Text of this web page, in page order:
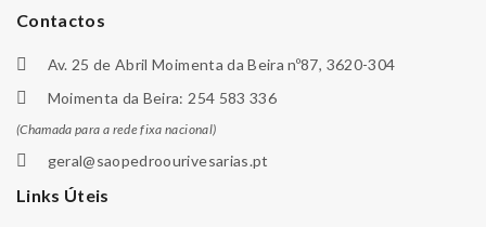
Contactos
Av. 25 de Abril Moimenta da Beira nº87, 3620-304
Moimenta da Beira: 254 583 336
(Chamada para a rede fixa nacional)
geral@saopedroourivesarias.pt
Links Úteis